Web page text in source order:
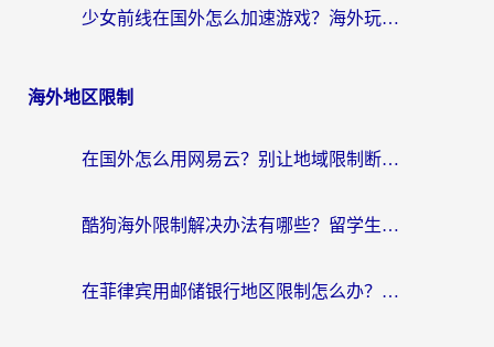
少女前线在国外怎么加速游戏？海外玩家必看的国服游戏畅玩指南
海外地区限制
在国外怎么用网易云？别让地域限制断了你的中文歌单——附听书社交定位解决方案
酷狗海外限制解决办法有哪些？留学生亲测有效的回国加速指南
在菲律宾用邮储银行地区限制怎么办？海外华人必看的回国加速解决方案